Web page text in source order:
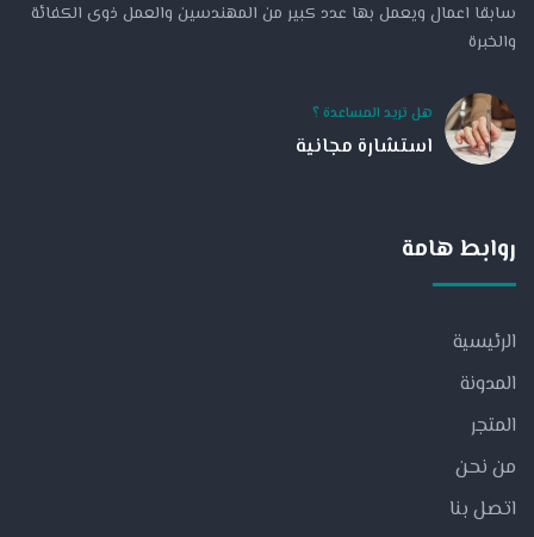
سابقا اعمال ويعمل بها عدد كبير من المهندسين والعمل ذوى الكفائة
والخبرة
هل تريد المساعدة ؟
استشارة مجانية
روابط هامة
الرئيسية
المدونة
المتجر
من نحن
اتصل بنا